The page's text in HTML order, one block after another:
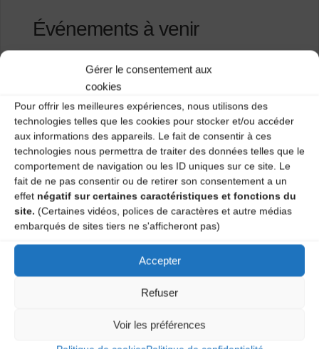
Gérer le consentement aux
cookies
Pour offrir les meilleures expériences, nous utilisons des
technologies telles que les cookies pour stocker et/ou accéder
aux informations des appareils. Le fait de consentir à ces
technologies nous permettra de traiter des données telles que le
comportement de navigation ou les ID uniques sur ce site. Le
fait de ne pas consentir ou de retirer son consentement a un
effet négatif sur certaines caractéristiques et fonctions du
site. (Certaines vidéos, polices de caractères et autre médias
embarqués de sites tiers ne s'afficheront pas)
Accepter
Refuser
Voir les préférences
Événements à venir
<li>Aucun événement à cet emplacement</li>
Auditorium de la médiathèque
Laisser un
commentaire
obligatoires sont indiqués avec*